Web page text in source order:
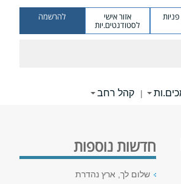
אזור אישי
לסטודנטים.יות
להרשמה
| קהל רחב
חדשות נוספות
שלום לך, ארץ נהדרת